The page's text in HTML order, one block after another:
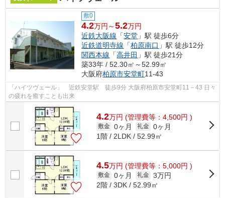
敷0
4.2万円～5.2万円
近鉄大阪線 「安堂 」駅 徒歩6分
近鉄道明寺線 「柏原南口 」駅 徒歩12分
関西本線 「高井田 」駅 徒歩21分
築33年 / 52.30㎡～52.99㎡
大阪府柏原市安堂町11-43
「ハイツヴェール」 近鉄安堂駅 徒歩9分 大阪府柏原市安堂町11－43 日々
の疲れを癒すことも出来
4.2万円 (管理費等：4,500円 )
敷金 0ヶ月 礼金 0ヶ月
1階 / 2LDK / 52.99㎡
4.5万円 (管理費等：5,000円 )
敷金 0ヶ月 礼金 3万円
2階 / 3DK / 52.99㎡